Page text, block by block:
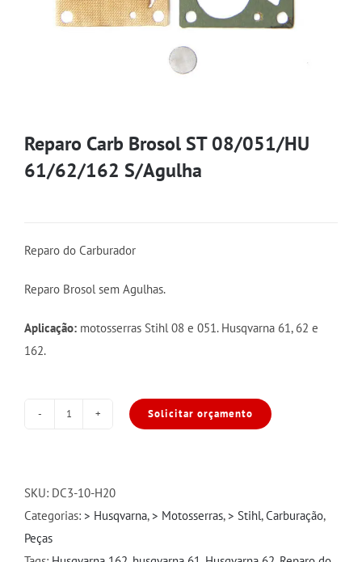
Reparo Carb Brosol ST 08/051/HU
61/62/162 S/Agulha
Reparo do Carburador
Reparo Brosol sem Agulhas.
Aplicação: motosserras Stihl 08 e 051. Husqvarna 61, 62 e
162.
ST
08/051/HU
Solicitar orçamento
SKU: DC3-10-H20
Categorias: > Husqvarna,> Motosserras,> Stihl,Carburação,
Peças